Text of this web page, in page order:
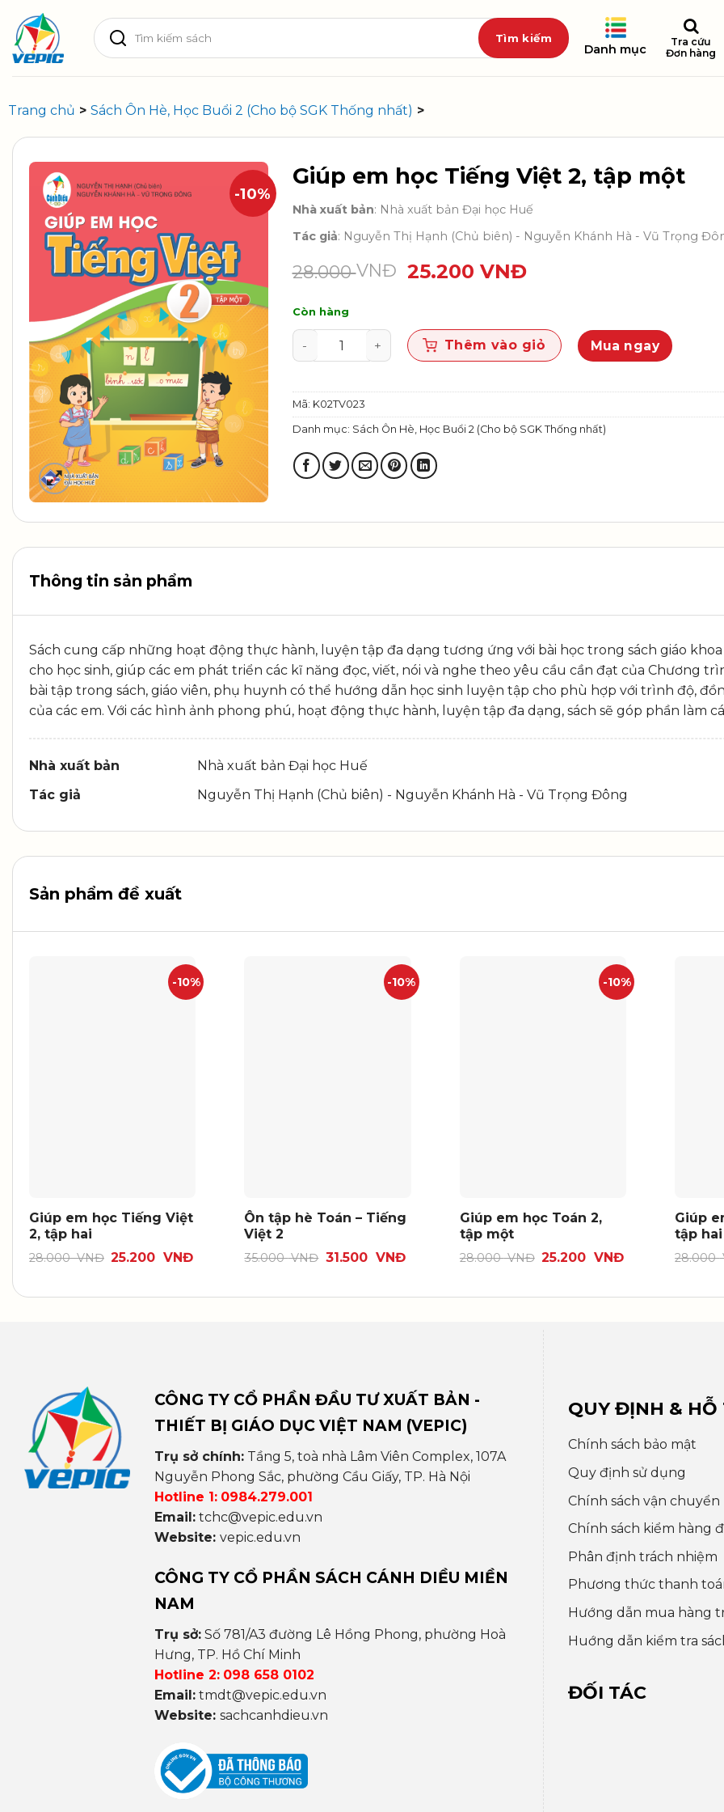
content
Tìm
kiếm:
Danh mục
Tra cứu
Đơn hàng
Trang chủ > Sách Ôn Hè, Học Buổi 2 (Cho bộ SGK Thống nhất) >
-10%
Giúp em học Tiếng Việt 2, tập một
Nhà xuất bản: Nhà xuất bản Đại học Huế
Tác giả: Nguyễn Thị Hạnh (Chủ biên) - Nguyễn Khánh Hà - Vũ Trọng
28.000VNĐ 25.200 VNĐ
Còn hàng
Giúp em học Tiếng Việt 2, tập một số lượng
Thêm vào giỏ Mua ngay
Mã: K02TV023
Danh mục: Sách Ôn Hè, Học Buổi 2 (Cho bộ SGK Thống nhất)
Thông tin sản phẩm
Sách cung cấp những hoạt động thực hành, luyện tập đa dạng tương ứng với bài học trong sách giáo
cho học sinh, giúp các em phát triển các kĩ năng đọc, viết, nói và nghe theo yêu cầu cần đạt của Chương
bài tập trong sách, giáo viên, phụ huynh có thể hướng dẫn học sinh luyện tập cho phù hợp với trình độ,
của các em. Với các hình ảnh phong phú, hoạt động thực hành, luyện tập đa dạng, sách sẽ góp phần làm
Nhà xuất bản
Nhà xuất bản Đại học Huế
Tác giả
Nguyễn Thị Hạnh (Chủ biên) - Nguyễn Khánh Hà - Vũ Trọng Đông
Sản phẩm đề xuất
-10%
Giúp em học Tiếng Việt
2, tập hai
28.000VNĐ 25.200 VNĐ
-10%
Ôn tập hè Toán – Tiếng
Việt 2
35.000VNĐ 31.500 VNĐ
-10%
Giúp em học Toán 2,
tập một
28.000VNĐ 25.200 VNĐ
Giúp
tập hai
28.000
CÔNG TY CỔ PHẦN ĐẦU TƯ XUẤT BẢN -
THIẾT BỊ GIÁO DỤC VIỆT NAM (VEPIC)
Trụ sở chính:Tầng 5, toà nhà Lâm Viên Complex, 107A
Nguyễn Phong Sắc, phường Cầu Giấy, TP. Hà Nội
Hotline 1: 0984.279.001
Email: tchc@vepic.edu.vn
Website: vepic.edu.vn
CÔNG TY CỔ PHẦN SÁCH CÁNH DIỀU MIỀN
NAM
Trụ sở:Số 781/A3 đường Lê Hồng Phong, phường Hoà
Hưng, TP. Hồ Chí Minh
Hotline 2: 098 658 0102
Email: tmdt@vepic.edu.vn
Website: sachcanhdieu.vn
QUY ĐỊNH & HỖ
Chính sách bảo mật
Quy định sử dụng
Chính sách vận chuyển
Chính sách kiểm hàng
Phân định trách nhiệm
Phương thức thanh
Hướng dẫn mua hàng
Huớng dẫn kiểm tra
ĐỐI TÁC